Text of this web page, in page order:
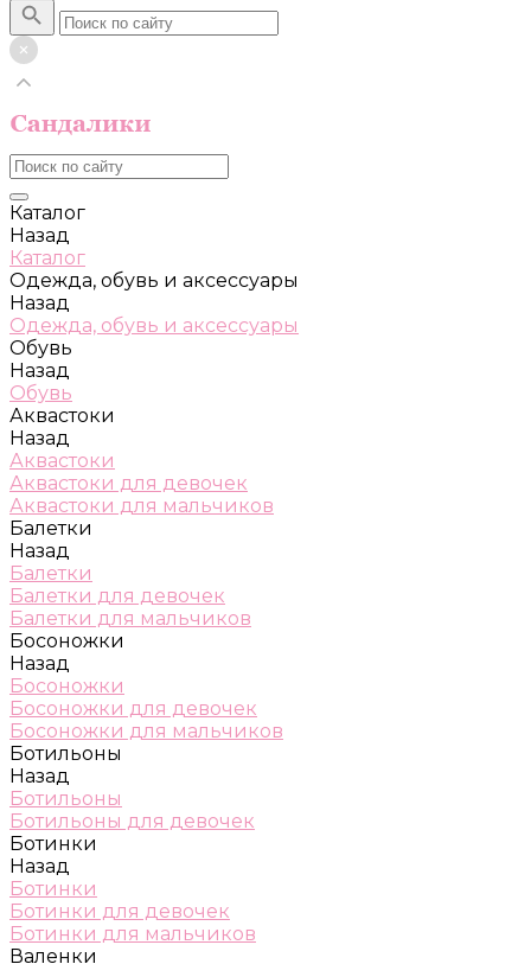
Каталог
Назад
Каталог
Одежда, обувь и аксессуары
Назад
Одежда, обувь и аксессуары
Обувь
Назад
Обувь
Аквастоки
Назад
Аквастоки
Аквастоки для девочек
Аквастоки для мальчиков
Балетки
Назад
Балетки
Балетки для девочек
Балетки для мальчиков
Босоножки
Назад
Босоножки
Босоножки для девочек
Босоножки для мальчиков
Ботильоны
Назад
Ботильоны
Ботильоны для девочек
Ботинки
Назад
Ботинки
Ботинки для девочек
Ботинки для мальчиков
Валенки